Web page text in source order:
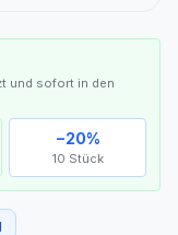
und sofort in den
−20%
10 Stück